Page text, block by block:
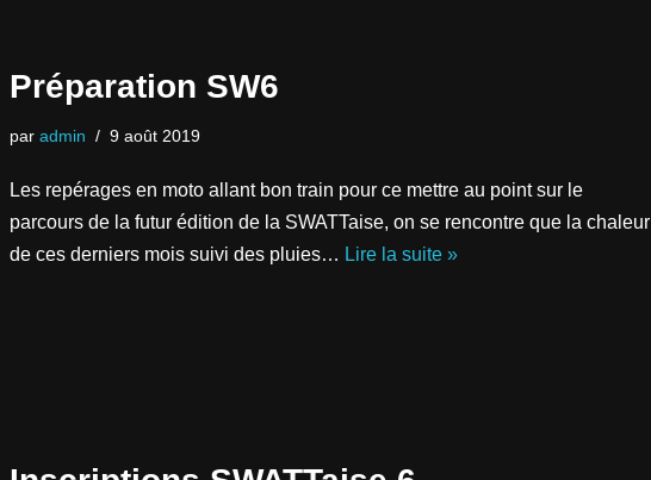
Préparation SW6
par admin 9 août 2019
Les repérages en moto allant bon train pour ce mettre au point sur le
parcours de la futur édition de la SWATTaise, on se rencontre que la chaleur
de ces derniers mois suivi des pluies… Lire la suite »